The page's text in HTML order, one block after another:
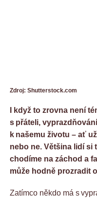
Zdroj: Shutterstock.com
I když to zrovna není
s přáteli,
k našemu životu – ať
nebo ne. Většina lidí si
chodíme na záchod a
může hodně prozradit
Zatímco někdo má s